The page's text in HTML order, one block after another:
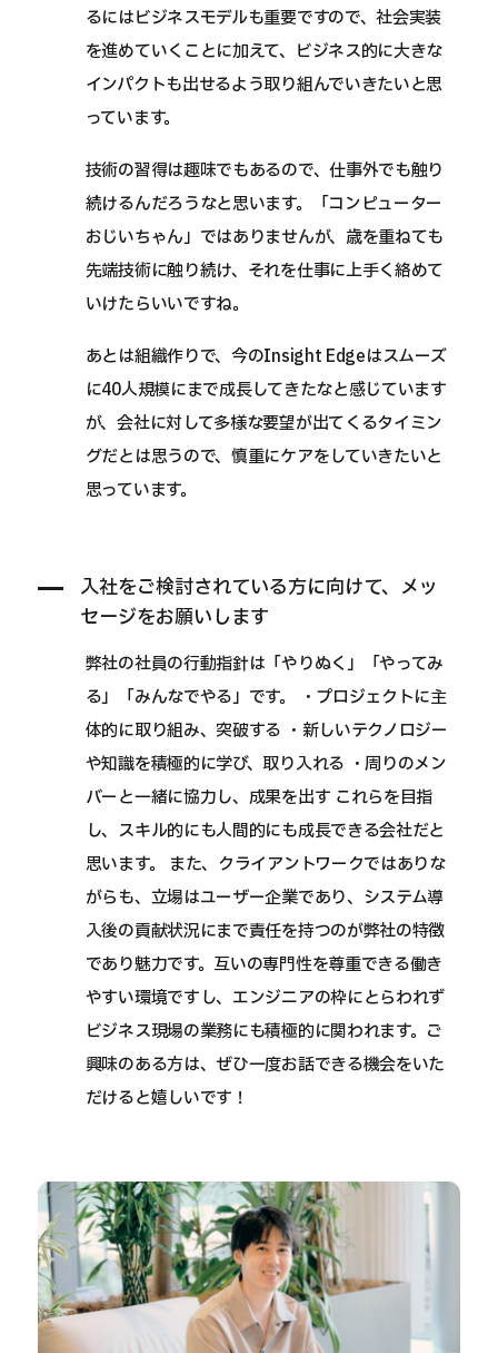
るにはビジネスモデルも重要ですので、社会実装
を進めていくことに加えて、ビジネス的に大きな
インパクトも出せるよう取り組んでいきたいと思
っています。
技術の習得は趣味でもあるので、仕事外でも触り
続けるんだろうなと思います。「コンピューター
おじいちゃん」ではありませんが、歳を重ねても
先端技術に触り続け、それを仕事に上手く絡めて
いけたらいいですね。
あとは組織作りで、今のInsight Edgeはスムーズ
に40人規模にまで成長してきたなと感じています
が、会社に対して多様な要望が出てくるタイミン
グだとは思うので、慎重にケアをしていきたいと
思っています。
入社をご検討されている方に向けて、メッ
セージをお願いします
弊社の社員の行動指針は「やりぬく」「やってみ
る」「みんなでやる」です。 ・プロジェクトに主
体的に取り組み、突破する ・新しいテクノロジー
や知識を積極的に学び、取り入れる ・周りのメン
バーと一緒に協力し、成果を出す これらを目指
し、スキル的にも人間的にも成長できる会社だと
思います。 また、クライアントワークではありな
がらも、立場はユーザー企業であり、システム導
入後の貢献状況にまで責任を持つのが弊社の特徴
であり魅力です。互いの専門性を尊重できる働き
やすい環境ですし、エンジニアの枠にとらわれず
ビジネス現場の業務にも積極的に関われます。ご
興味のある方は、ぜひ一度お話できる機会をいた
だけると嬉しいです！